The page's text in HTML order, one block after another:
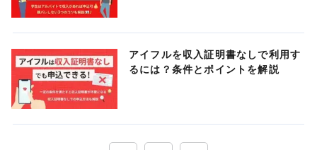
アイフルを収入証明書なしで利用す
るには？条件とポイントを解説